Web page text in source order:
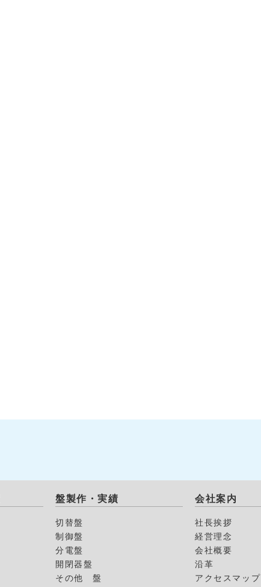
盤製作・実績
切替盤
制御盤
分電盤
開閉器盤
その他 盤
会社案内
社長挨拶
経営理念
会社概要
沿革
アクセスマップ